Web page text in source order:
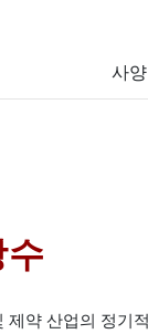
사양
제약 산업의 정기